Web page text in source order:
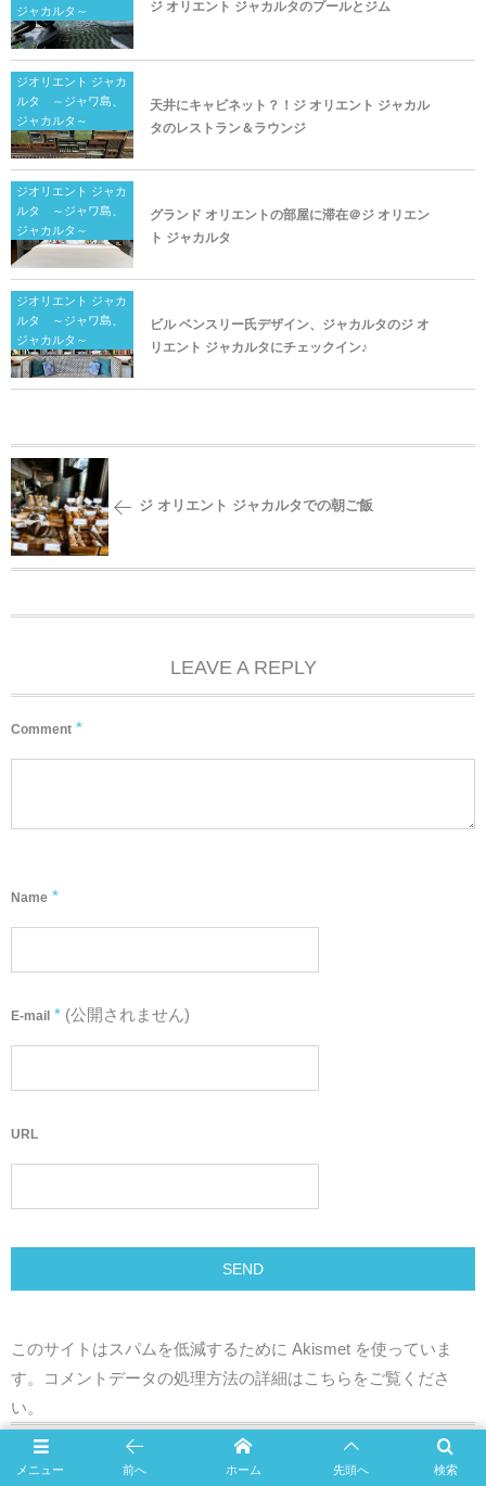
ジャカルタ～
ジ オリエント ジャカルタのプールとジム
ジオリエント ジャカ
ルタ ～ジャワ島、
ジャカルタ～
天井にキャビネット？！ジ オリエント ジャカル
タのレストラン＆ラウンジ
ジオリエント ジャカ
ルタ ～ジャワ島、
ジャカルタ～
グランド オリエントの部屋に滞在＠ジ オリエン
ト ジャカルタ
ジオリエント ジャカ
ルタ ～ジャワ島、
ジャカルタ～
ビル ベンスリー氏デザイン、ジャカルタのジ オ
リエント ジャカルタにチェックイン♪
ジ オリエント ジャカルタでの朝ご飯
LEAVE A REPLY
Comment *
Name *
E-mail * (公開されません)
URL
このサイトはスパムを低減するために Akismet を使っていま
す。
コメントデータの処理方法の詳細はこちらをご覧くださ
い。
COMMENT ON FACEBOOK
メニュー 検索
前へ ホーム 先頭へ